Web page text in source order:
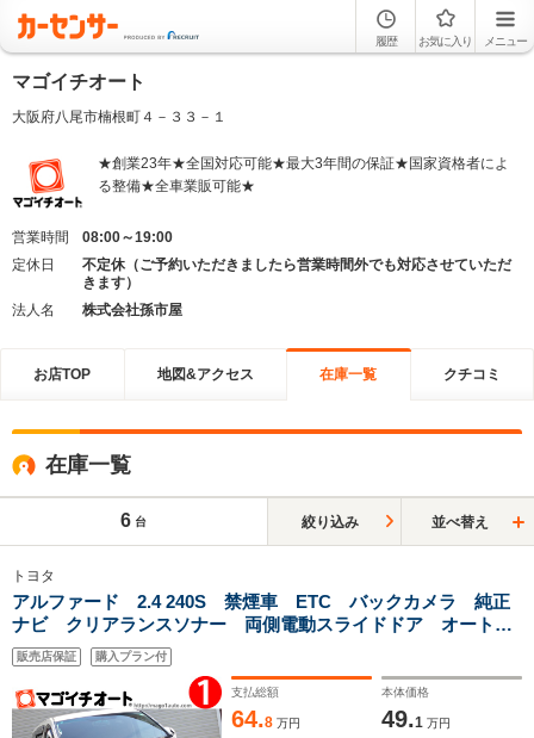
履歴 お気に入り メニュー
マゴイチオート
大阪府八尾市楠根町４－３３－１
★創業23年★全国対応可能★最大3年間の保証★国家資格者によ
る整備★全車業販可能★
営業時間
08:00～19:00
定休日
不定休（ご予約いただきましたら営業時間外でも対応させていただ
きます）
法人名
株式会社孫市屋
お店TOP 地図&アクセス 在庫一覧 クチコミ
在庫一覧
6 台 絞り込み 並べ替え
トヨタ
アルファード 2.4 240S 禁煙車 ETC バックカメラ 純正
ナビ クリアランスソナー 両側電動スライドドア オートラ
イト HID スマートキー 電動格納ミラー 後席モニター 3
列シート オットマン CVT アルミホイール USB
販売店保証 購入プラン付
支払総額
64.8 万円
本体価格
49.1 万円